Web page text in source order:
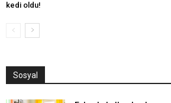
kedi oldu!
Sosyal